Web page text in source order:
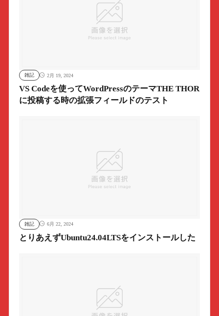
雑記 2月 19, 2024
VS Codeを使ってWordPressのテーマTHE THOR
に投稿する時の拡張フィールドのテスト
雑記 6月 22, 2024
とりあえずUbuntu24.04LTSをインストールした